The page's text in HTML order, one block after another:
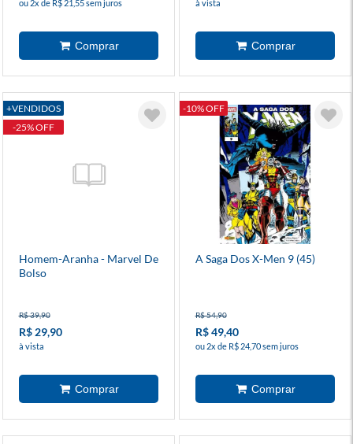
ou 2x de R$ 21,55 sem juros à vista
+VENDIDOS
-25% OFF
Homem-Aranha - Marvel De
Bolso
R$ 39,90
R$ 29,90
à vista
-10% OFF
A Saga Dos X-Men 9 (45)
R$ 54,90
R$ 49,40
ou 2x de R$ 24,70 sem juros